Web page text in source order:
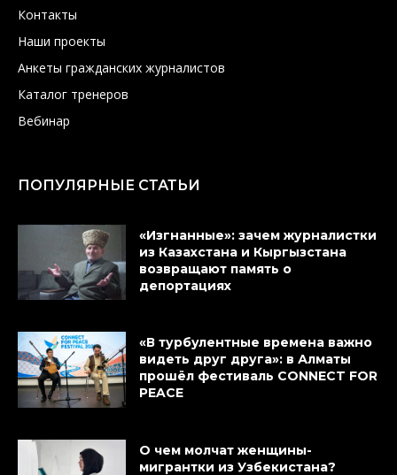
Контакты
Наши проекты
Анкеты гражданских журналистов
Каталог тренеров
Вебинар
ПОПУЛЯРНЫЕ СТАТЬИ
«Изгнанные»: зачем журналистки
из Казахстана и Кыргызстана
возвращают память о
депортациях
«В турбулентные времена важно
видеть друг друга»: в Алматы
прошёл фестиваль CONNECT FOR
PEACE
О чем молчат женщины-
мигрантки из Узбекистана?